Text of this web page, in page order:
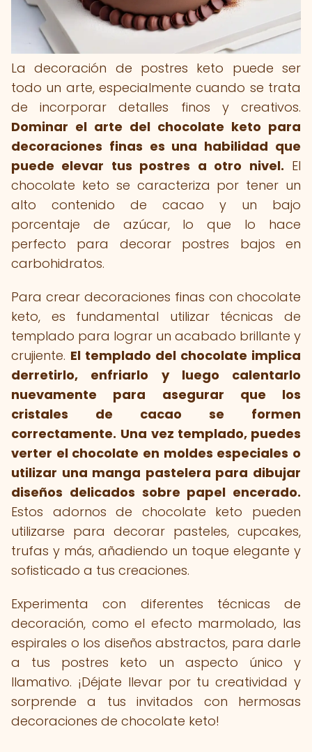
La decoración de postres keto puede ser
todo un arte, especialmente cuando se trata
de incorporar detalles finos y creativos.
Dominar el arte del chocolate keto para
decoraciones finas es una habilidad que
puede elevar tus postres a otro nivel. El
chocolate keto se caracteriza por tener un
alto contenido de cacao y un bajo
porcentaje de azúcar, lo que lo hace
perfecto para decorar postres bajos en
carbohidratos.
Para crear decoraciones finas con chocolate
keto, es fundamental utilizar técnicas de
templado para lograr un acabado brillante y
crujiente. El templado del chocolate implica
derretirlo, enfriarlo y luego calentarlo
nuevamente para asegurar que los
cristales de cacao se formen
correctamente. Una vez templado, puedes
verter el chocolate en moldes especiales o
utilizar una manga pastelera para dibujar
diseños delicados sobre papel encerado.
Estos adornos de chocolate keto pueden
utilizarse para decorar pasteles, cupcakes,
trufas y más, añadiendo un toque elegante y
sofisticado a tus creaciones.
Experimenta con diferentes técnicas de
decoración, como el efecto marmolado, las
espirales o los diseños abstractos, para darle
a tus postres keto un aspecto único y
llamativo. ¡Déjate llevar por tu creatividad y
sorprende a tus invitados con hermosas
decoraciones de chocolate keto!